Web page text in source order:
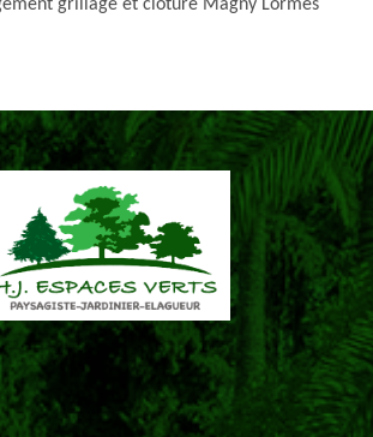
grillage et clôture Magny Lormes